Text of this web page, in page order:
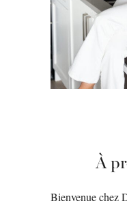
À
Bienvenue chez